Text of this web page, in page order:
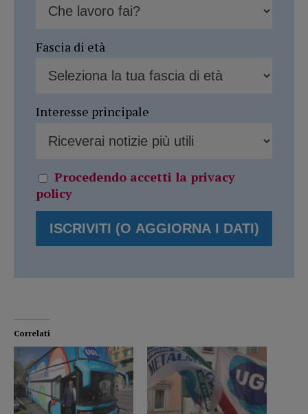
Fascia di età
Interesse principale
Procedendo accetti la privacy
policy
Correlati